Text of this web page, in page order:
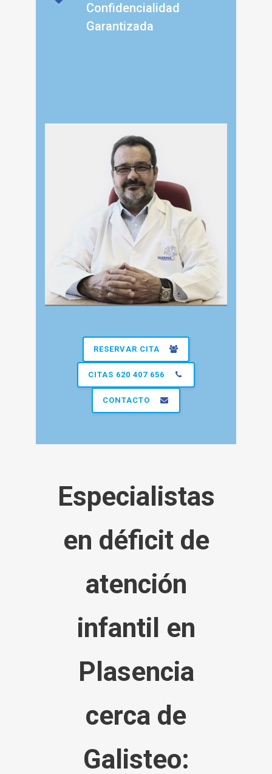
Confidencialidad
Garantizada
RESERVAR CITA
CITAS 620 407 656
CONTACTO
Especialistas
en déficitde
atención
infantil en
Plasencia
cerca de
Galisteo: